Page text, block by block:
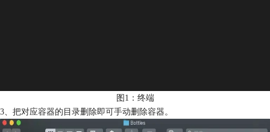
图1：终端
3、把对应容器的目录删除即可手动删除容器。